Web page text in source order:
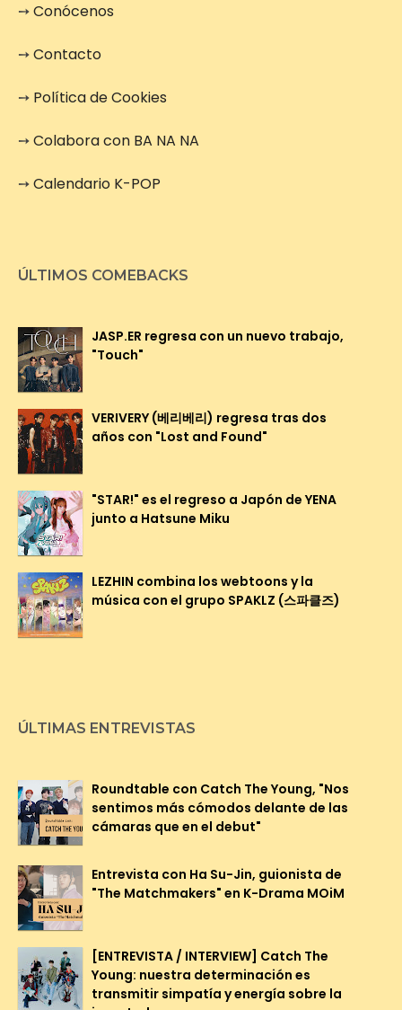
➙Conócenos
➙Contacto
➙ Política de Cookies
➙Colabora con BA NA NA
➙Calendario K-POP
ÚLTIMOS COMEBACKS
JASP.ER regresa con un nuevo trabajo,
"Touch"
VERIVERY (베리베리) regresa tras dos
años con "Lost and Found"
"STAR!" es el regreso a Japón de YENA
junto a Hatsune Miku
LEZHIN combina los webtoons y la
música con el grupo SPAKLZ (스파클즈)
ÚLTIMAS ENTREVISTAS
Roundtable con Catch The Young, "Nos
sentimos más cómodos delante de las
cámaras que en el debut"
Entrevista con Ha Su-Jin, guionista de
"The Matchmakers" en K-Drama MOiM
[ENTREVISTA / INTERVIEW] Catch The
Young: nuestra determinación es
transmitir simpatía y energía sobre la